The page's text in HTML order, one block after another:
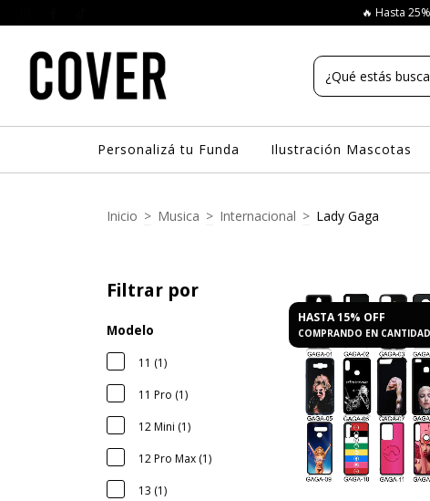
🔥 Hasta
Personalizá tu Funda Ilustración Mascotas
Inicio > Musica > Internacional > Lady Gaga
Filtrar por
Modelo
11 (1)
11 Pro (1)
12 Mini (1)
12 Pro Max (1)
13 (1)
HASTA 15% OFF
COMPRANDO EN CANTIDAD